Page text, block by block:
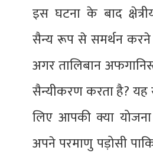
इस घटना के बाद
सैन्य रूप से समर्थन
अगर तालिबान
सैन्यीकरण करता है? यह
लिए आपकी क्या
अपने परमाणु पड़ोसी